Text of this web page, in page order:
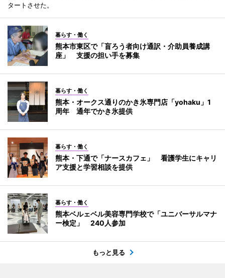
タートさせた。
暮らす・働く
熊本市東区で「盲ろう者向け通訳・介助員養成講
座」 支援の担い手を募集
暮らす・働く
熊本・オークス通りのかき氷専門店「yohaku」1
周年 通年でかき氷提供
暮らす・働く
熊本・下通で「ナースカフェ」 看護学生にキャリ
ア支援と学習相談を提供
暮らす・働く
熊本ベルェベル美容専門学校で「ユニバーサルマナ
ー検定」 240人参加
もっと見る